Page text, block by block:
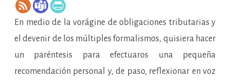
buena
de
televisión.
En medio de la vorágine de obligaciones tributarias y
el devenir de los múltiples formalismos, quisiera hacer
un paréntesis para efectuaros una pequeña
recomendación personal y, de paso, reflexionar en voz